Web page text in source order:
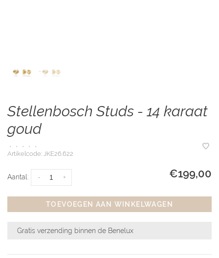
Stellenbosch Studs - 14 karaat
goud
• • • •
•
Artikelcode: JKE26.622
Aantal: +
- €199,00
TOEVOEGEN AAN WINKELWAGEN
Gratis verzending binnen de Benelux